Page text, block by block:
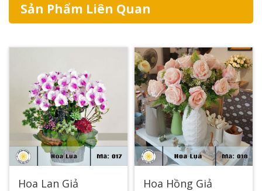
Sản Phẩm Liên Quan
Hoa Lan Giả
Hoa Hồng Giả